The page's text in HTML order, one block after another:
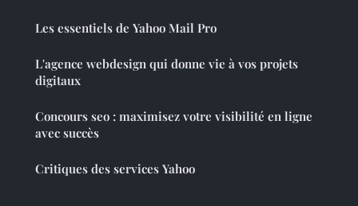
Les essentiels de Yahoo Mail Pro
L'agence webdesign qui donne vie à vos projets
digitaux
Concours seo : maximisez votre visibilité en ligne
avec succès
Critiques des services Yahoo